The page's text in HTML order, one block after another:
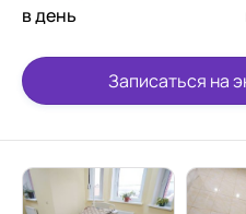
в день
Записаться на